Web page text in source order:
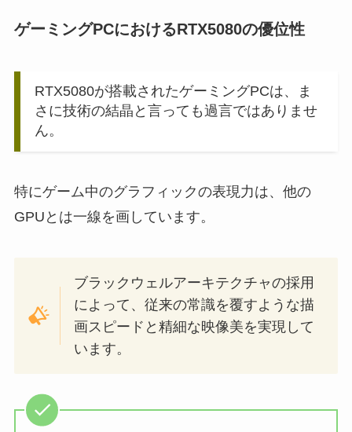
ゲーミングPCにおけるRTX5080の優位性
RTX5080が搭載されたゲーミングPCは、ま
さに技術の結晶と言っても過言ではありませ
ん。
特にゲーム中のグラフィックの表現力は、他の
GPUとは一線を画しています。
ブラックウェルアーキテクチャの採用
によって、従来の常識を覆すような描
画スピードと精細な映像美を実現して
います。